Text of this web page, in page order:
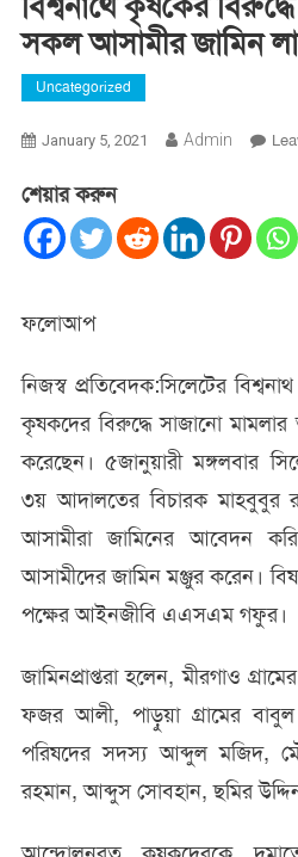
সকল আসামীর জামিন
Uncategorized
January 5, 2021 Admin
শেয়ার করুন
ফলোআপ
নিজস্ব প্রতিবেদক:সিলেটের
কৃষকদের বিরুদ্ধে সাজানো মামলার
করেছেন। ৫জানুয়ারী মঙ্গলবার
৩য় আদালতের বিচারক মাহবুবুর
আসামীরা জামিনের আবেদন
আসামীদের জামিন মঞ্জুর করেন।
পক্ষের আইনজীবি এএসএম গফুর।
জামিনপ্রাপ্তরা হলেন, মীরগাও
ফজর আলী, পাড়ুয়া গ্রামের
পরিষদের সদস্য আব্দুল মজিদ,
রহমান, আব্দুস সোবহান, ছমির